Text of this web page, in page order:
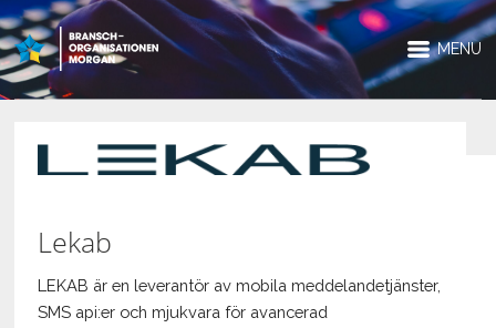
MENU
Lekab
LEKAB är en leverantör av mobila meddelandetjänster,
SMS api:er och mjukvara för avancerad